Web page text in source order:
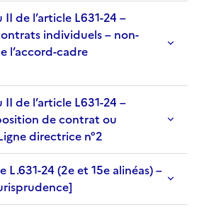
de l’article L631-24 –
individuels – non-
l’accord-cadre
de l’article L631-24 –
de contrat ou
directrice n°2
L.631-24 (2e et 15e alinéas) –